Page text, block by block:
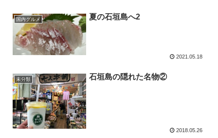
国内グルメ 夏の石垣島へ2
2021.05.18
未分類 石垣島の隠れた名物②
2018.05.26